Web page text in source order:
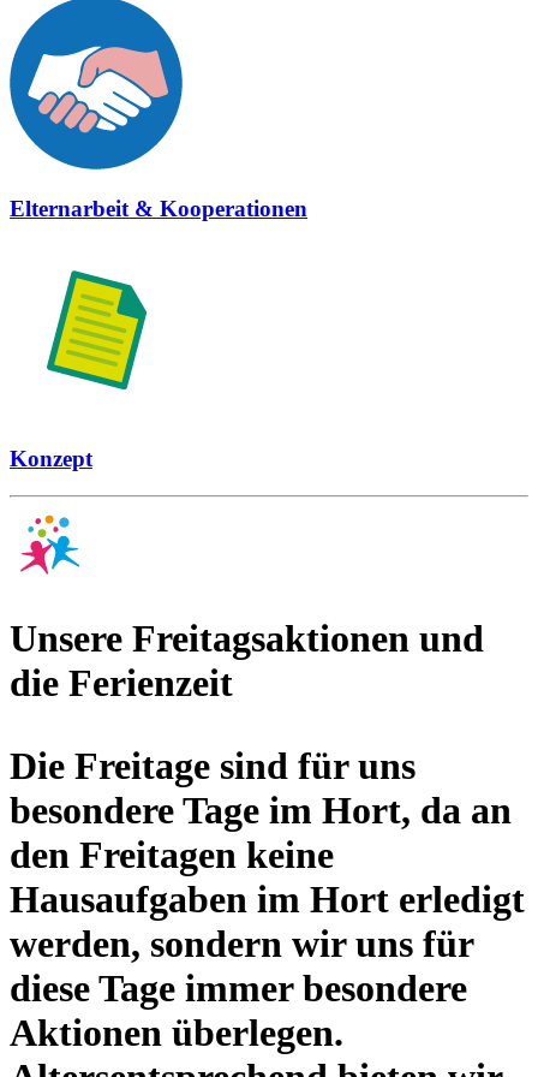
Elternarbeit & Kooperationen
Konzept
Unsere Freitagsaktionen und
die Ferienzeit
Die Freitage sind für uns
besondere Tage im Hort, da an
den Freitagen keine
Hausaufgaben im Hort erledigt
werden, sondern wir uns für
diese Tage immer besondere
Aktionen überlegen.